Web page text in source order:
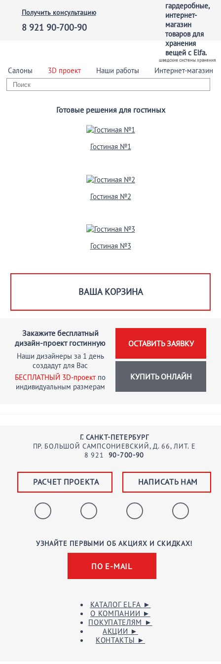
Получить консультацию
8 921 90-700-90
шведские системы хранения
Салоны 3D проект Наши работы Интернет-магазин
Готовые решения для гостиных
Гостиная №1
Гостиная №2
Гостиная №3
ВАША КОРЗИНА
Закажите бесплатный
дизайн-проект гостинную
Наши дизайнеры за 1 день
создадут для Вас
БЕСПЛАТНЫЙ 3D-проект по
индивидуальным размерам
ОСТАВИТЬ ЗАЯВКУ
КУПИТЬ ОНЛАЙН
Г. САНКТ-ПЕТЕРБУРГ
ПР. БОЛЬШОЙ САМПСОНИЕВСКИЙ, Д. 66, ЛИТ. Е
8921 90-700-90
РАСЧЕТ ПРОЕКТА НАПИСАТЬ НАМ
УЗНАЙТЕ ПЕРВЫМИ ОБ АКЦИЯХ И СКИДКАХ!
ПО E-MAIL
КАТАЛОГ ELFA ►
О КОМПАНИИ ►
ПОКУПАТЕЛЯМ ►
АКЦИИ ►
КОНТАКТЫ ►